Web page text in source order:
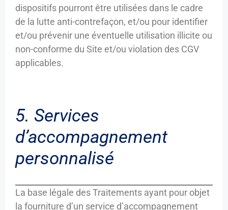
dispositifs pourront être utilisées dans le cadre
de la lutte anti-contrefaçon, et/ou pour identifier
et/ou prévenir une éventuelle utilisation illicite ou
non-conforme du Site et/ou violation des CGV
applicables.
5. Services
d’accompagnement
personnalisé
La base légale des Traitements ayant pour objet
la fourniture d’un service d’accompagnement